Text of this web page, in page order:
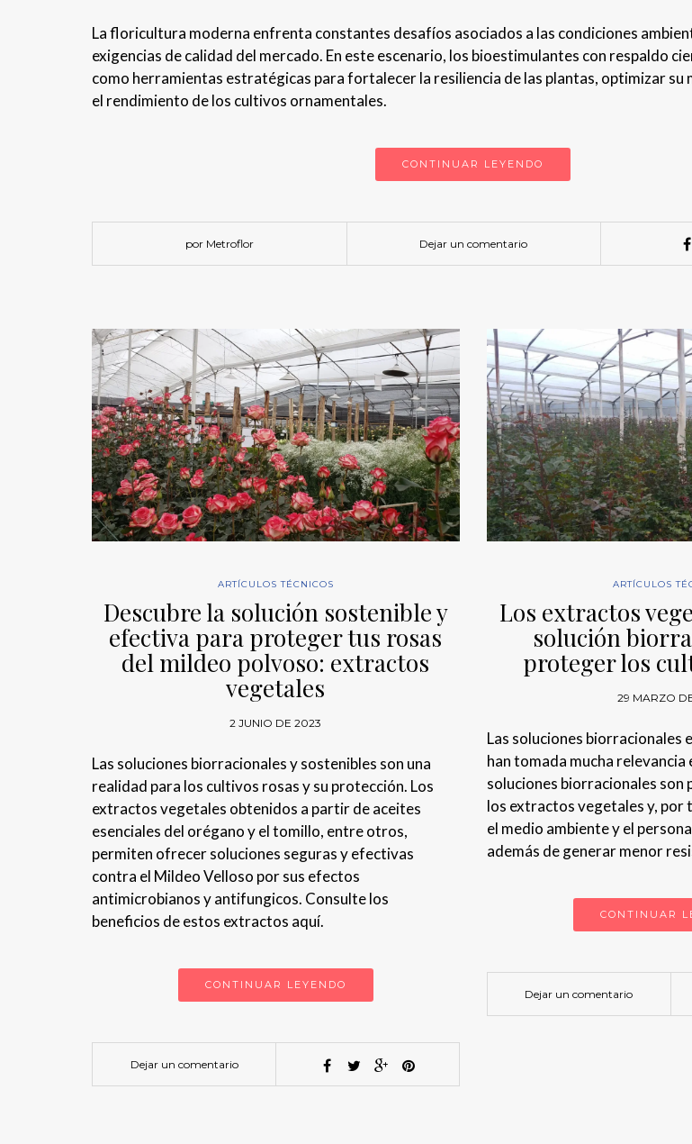
La floricultura moderna enfrenta constantes desafíos asociados a las condiciones
exigencias de calidad del mercado. En este escenario, los bioestimulantes con respaldo
como herramientas estratégicas para fortalecer la resiliencia de las plantas, optimizar su
el rendimiento de los cultivos ornamentales.
CONTINUAR LEYENDO
por Metroflor Dejar un comentario
ARTÍCULOS TÉCNICOS
Descubre la solución sostenible y
efectiva para proteger tus rosas
del mildeo polvoso: extractos
vegetales
2 JUNIO DE 2023
Las soluciones biorracionales y sostenibles son una
realidad para los cultivos rosas y su protección. Los
extractos vegetales obtenidos a partir de aceites
esenciales del orégano y el tomillo, entre otros,
permiten ofrecer soluciones seguras y efectivas
contra el Mildeo Velloso por sus efectos
antimicrobianos y antifungicos. Consulte los
beneficios de estos extractos aquí.
CONTINUAR LEYENDO
Dejar un comentario
ARTÍCULOS
Los extractos
solución
proteger los
29 MARZO
Las soluciones biorracionales
han tomada mucha relevancia
soluciones biorracionales
los extractos vegetales y, por
el medio ambiente y el
además de generar menor
CONTINUAR
Dejar un comentario